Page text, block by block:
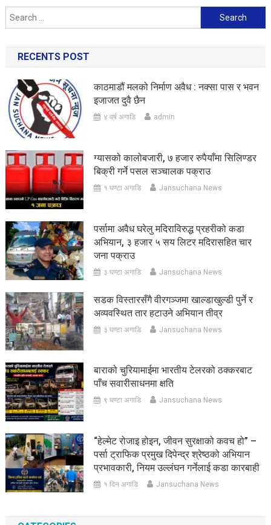
Search
for:
RECENTS POST
काठमाडौं मलको निर्माण अवैध : नक्सा पास र भवन
इजाजत दुवै छैन
४ वर्ष अगाडि admin
ग्यासको कालोबजारी, ७ हजार रुपैयाँमा सिलिण्डर
बिक्री गर्ने पसल सञ्चालक पक्राउ
१ घण्टा अगाडि Jansuchana News
पर्सामा अवैध घरेलु मदिराविरुद्ध प्रहरीको कडा
अभियान, ३ हजार ५ सय लिटर मदिरासहित चार
जना पक्राउ
३ घण्टा अगाडि Jansuchana News
सडक विस्तारसँगै वीरगञ्जमा खाल्डाखुल्डी पुर्ने र
अव्यवस्थित तार हटाउने अभियान तीव्र
३ घण्टा अगाडि Jansuchana News
बाराको चुरियामाईमा भारतीय टेलरको ठक्करबाट
पाँच सवारीसाधनमा क्षति
९ घण्टा अगाडि Jansuchana News
“हेल्मेट रोजाइ होइन, जीवन सुरक्षाको कवच हो” –
पर्सा ट्राफिक प्रमुख दिपेन्द्र श्रेष्ठको अभियान
प्रभावकारी, नियम उल्लंघन गर्नेलाई कडा कारबाही
१ दिन अगाडि Jansuchana News